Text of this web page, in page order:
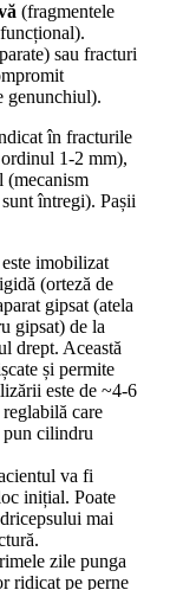
(fragmentele
sau fracturi
genunchiul).
în fracturile
1-2 mm),
(mecanism
întregi). Pașii
imobilizat
(orteză de
gipsat (atela
gipsat) de la
drept. Această
și permite
este de ~4-6
care
cilindru
va fi
inițial. Poate
mai
zile punga
ridicat pe perne